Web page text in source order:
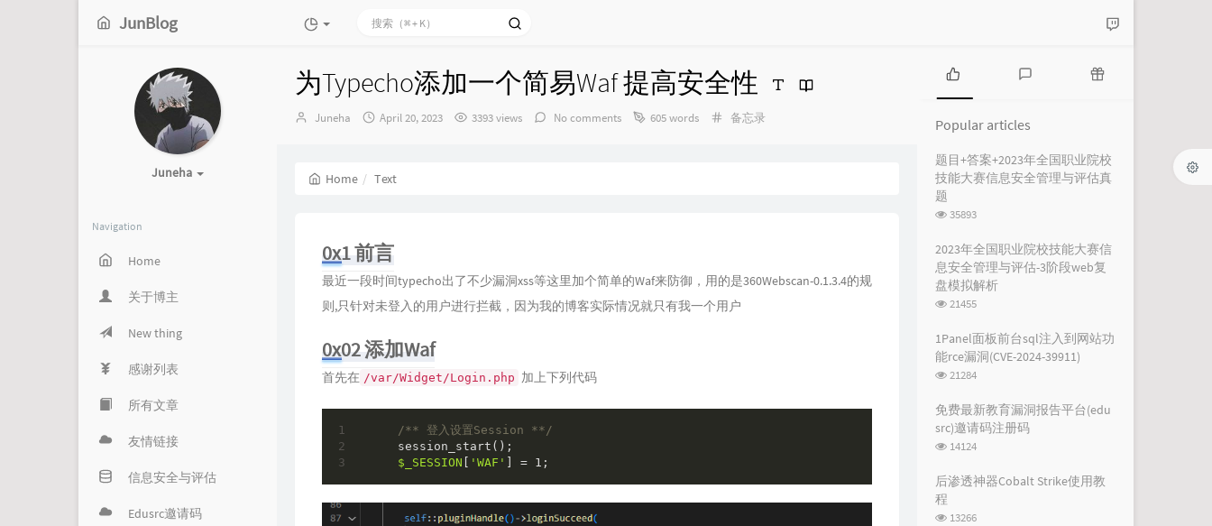
JunBlog
Juneha
Navigation
Home
关于博主
New thing
感谢列表
所有文章
友情链接
信息安全与评估
Edusrc邀请码
为Typecho添加一个简易Waf 提高安全性
Author：
Juneha
发
April 20, 2023 3393 views No comments 605 words Categories：
备忘录
Home Text
0x1 前言
最近一段时间typecho出了不少漏洞xss等这里加个简单的Waf来防御，用的是360Webscan-0.1.3.4的规
则,只针对未登入的用户进行拦截，因为我的博客实际情况就只有我一个用户
0x02 添加Waf
首先在 /var/Widget/Login.php 加上下列代码
/** 登入设置Session **/
    session_start();
$_SESSION
'WAF' ] = 1
P
p
u
l
a
r
t
i
c
e
s
t
e
s
t
m
m
e
s
d
o
m
t
i
c
s
Popular articles
题目+答案+2023年全国职业院校
技能大赛信息安全管理与评估真
题
浏
次
数:
35893
2023年全国职业院校技能大赛信
息安全管理与评估-3阶段web复
盘模拟解析
浏
次
21455
1Panel面板前台sql注入到网站功
能rce漏洞(CVE-2024-39911)
浏
次
数:
21284
免费最新教育漏洞报告平台(edu
src)邀请码注册码
浏
次
数:
14124
后渗透神器Cobalt Strike使用教
程
浏
13266